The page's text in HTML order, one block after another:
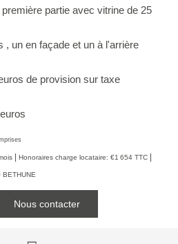
COPRO
partie avec vitrine de 25
, un en façade et un à l'arrière
de provision sur taxe
| Honoraires charge locataire: €1 654 TTC |
BETHUNE
Nous contacter